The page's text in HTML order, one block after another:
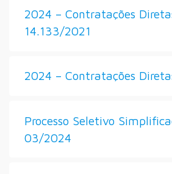
2024 – Contratações
14.133/2021
2024 – Contratações
Processo Seletivo
03/2024